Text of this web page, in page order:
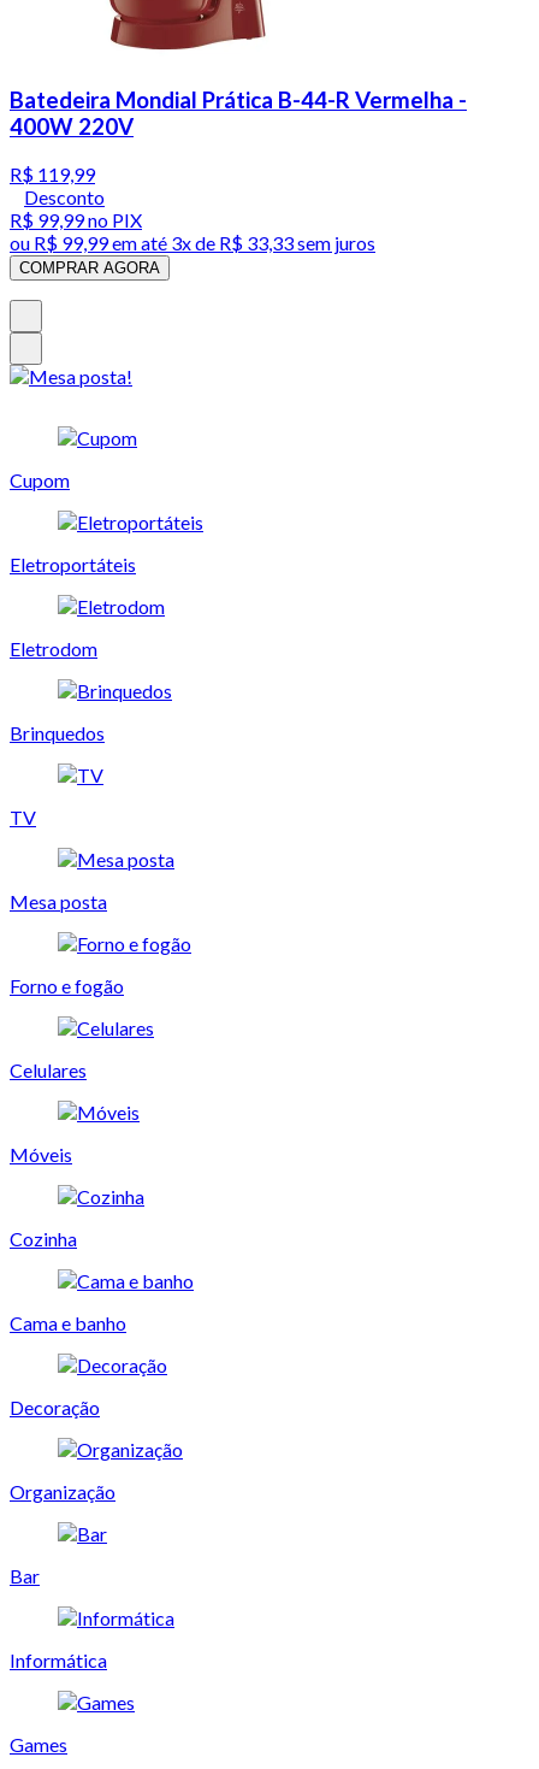
Batedeira Mondial Prática B-44-R Vermelha -
400W 220V
R$ 119,99
Desconto
R$ 99,99no PIX
ou R$ 99,99em até 3x de R$ 33,33 sem juros
COMPRAR AGORA
Cupom
Eletroportáteis
Eletrodom
Brinquedos
TV
Mesa posta
Forno e fogão
Celulares
Móveis
Cozinha
Cama e banho
Decoração
Organização
Bar
Informática
Games